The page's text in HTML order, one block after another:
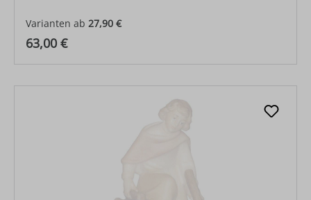
Varianten ab 27,90 €
Regulärer Preis:
63,00 €